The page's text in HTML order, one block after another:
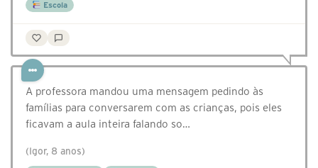
Escola
A professora mandou uma mensagem pedindo às
famílias para conversarem com as crianças, pois eles
ficavam a aula inteira falando so…
(Igor, 8 anos)